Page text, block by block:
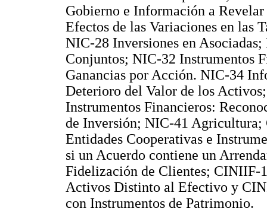
Gobierno e Información a
Efectos de las Variaciones en las
NIC-28 Inversiones en
Conjuntos; NIC-32 Instrumentos
Ganancias por Acción. NIC-34
Deterioro del Valor de los
Instrumentos Financieros:
de Inversión; NIC-41 Agricultura;
Entidades Cooperativas e
si un Acuerdo contiene un
Fidelización de Clientes; CINIIF-
Activos Distinto al Efectivo y
con Instrumentos de Patrimonio.